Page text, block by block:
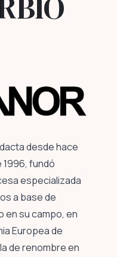
desde hace
fundó
especializada
a base de
en su campo, en
Europea de
de renombre en